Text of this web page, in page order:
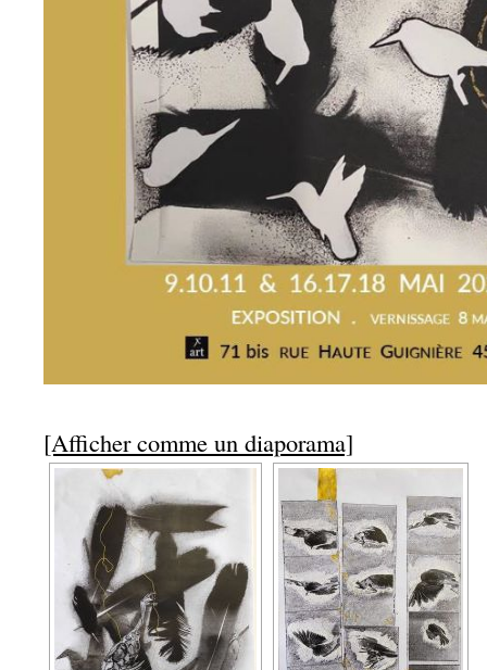
[Afficher comme un diaporama]